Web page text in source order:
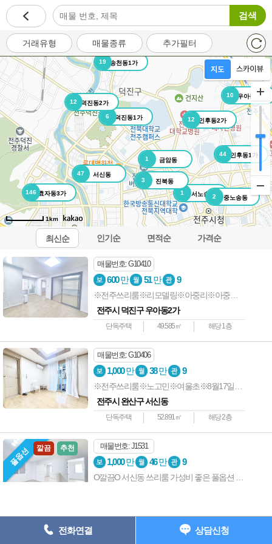
검색
거래유형 매물종류 추가필터
1 금암동
6 덕진동1가
12 덕진동2가
19 송천동1가
10 우아동3가
44 인후동1가
12 인후동2가
1 서노송동
47
서신동
3
진북동
2 중노송동
146 효자동3가
1km
최신순 인기순 면적순 가격순
매물번호: G10410
600만 51만 9
※전주쓰리룸※리모델링※아중리※아중중학교
전주시 덕진구 우아동2가
단독주택 49.585㎡ 해당 1층
매물번호: G10406
1,000만 38만 9
전주시 완산구 서신동
단독주택 52.891㎡ 해당 2층
풀옵션 깔끔 추천 매물번호: J1531
1,000만 46만 9
이용약관 개인정보처리방침 이메일무단수집거부
상호명 : 전주사랑방부동산 ┃ 대표자 : 전준길 ┃ 사업자등록번호 : 538-
05-01907 ┃
주소: 전주시 완산구 중화산동2가 735-7 202호 ┃ 등록번호 : 45111-
2023-00001
전화 : 063-227-1117 ┃ 팩스 : 063-224-1118 e-
mail : junkil3216@naver.com
Copyright ⓒ 전주원룸사랑방 All Rights Reserved.
063) 227-1117
전화연결 상담신청